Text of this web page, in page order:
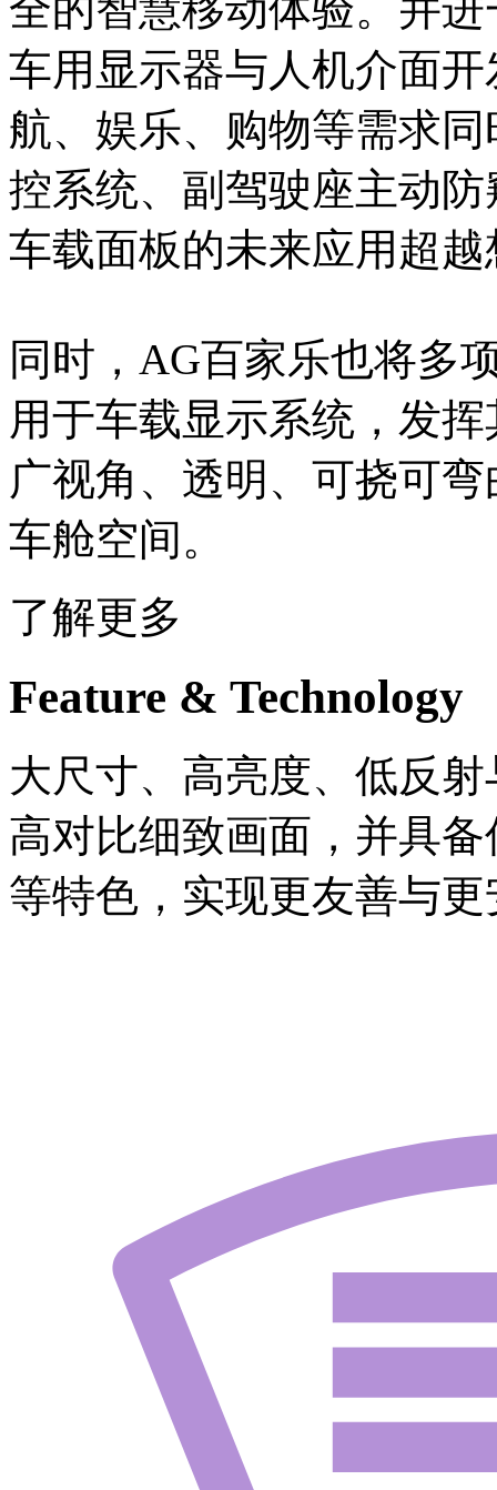
全的智慧移动体验。并
车用显示器与人机介面
航、娱乐、购物等需求
控系统、副驾驶座主动
车载面板的未来应用超越
同时，AG百家乐也将多
用于车载显示系统，发
广视角、透明、可挠可
车舱空间。
了解更多
Feature & Technology
大尺寸、高亮度、低反
高对比细致画面，并具
等特色，实现更友善与